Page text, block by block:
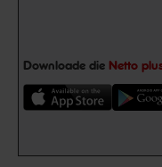
Downloade die Netto